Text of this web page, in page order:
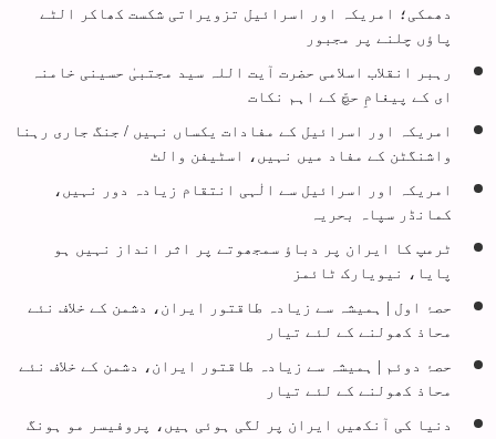
دھمکی؛ امریکہ اور اسرائیل تزویراتی شکست کھاکر الٹے
پاؤں چلنے پر مجبور
رہبر انقلاب اسلامی حضرت آیت اللہ سید مجتبیٰ حسینی خامنہ
ای کے پیغامِ حچّ کے اہم نکات
امریکہ اور اسرائیل کے مفادات یکساں نہیں / جنگ جاری رہنا
واشنگٹن کے مفاد میں نہیں، اسٹیفن والٹ
امریکہ اور اسرائیل سے الٰہی انتقام زیادہ دور نہیں،
کمانڈر سپاہ بحریہ
ٹرمپ کا ایران پر دباؤ سمجھوتے پر اثر انداز نہیں ہو
پایا، نیویارک ٹائمز
حصۂ اول | ہمیشہ سے زیادہ طاقتور ایران، دشمن کے خلاف نئے
محاذ کھولنے کے لئے تیار
حصۂ دوئم | ہمیشہ سے زیادہ طاقتور ایران، دشمن کے خلاف نئے
محاذ کھولنے کے لئے تیار
دنیا کی آنکھیں ایران پر لگی ہوئی ہیں، پروفیسر مو ہونگ